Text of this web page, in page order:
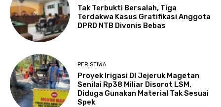
Tak Terbukti Bersalah, Tiga
Terdakwa Kasus Gratifikasi Anggota
DPRD NTB Divonis Bebas
PERISTIWA
Proyek Irigasi DI Jejeruk Magetan
Senilai Rp38 Miliar Disorot LSM,
Diduga Gunakan Material Tak Sesuai
Spek